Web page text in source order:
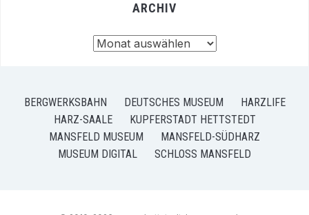
ARCHIV
BERGWERKSBAHN DEUTSCHES MUSEUM
HARZLIFE
HARZ-SAALE
KUPFERSTADT HETTSTEDT
MANSFELD MUSEUM
MANSFELD-SÜDHARZ
MUSEUM DIGITAL
SCHLOSS MANSFELD